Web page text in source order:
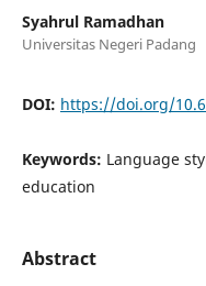
Syahrul Ramadhan
Universitas Negeri Padang
DOI: https://doi.org/
Keywords: Language
education
Abstract